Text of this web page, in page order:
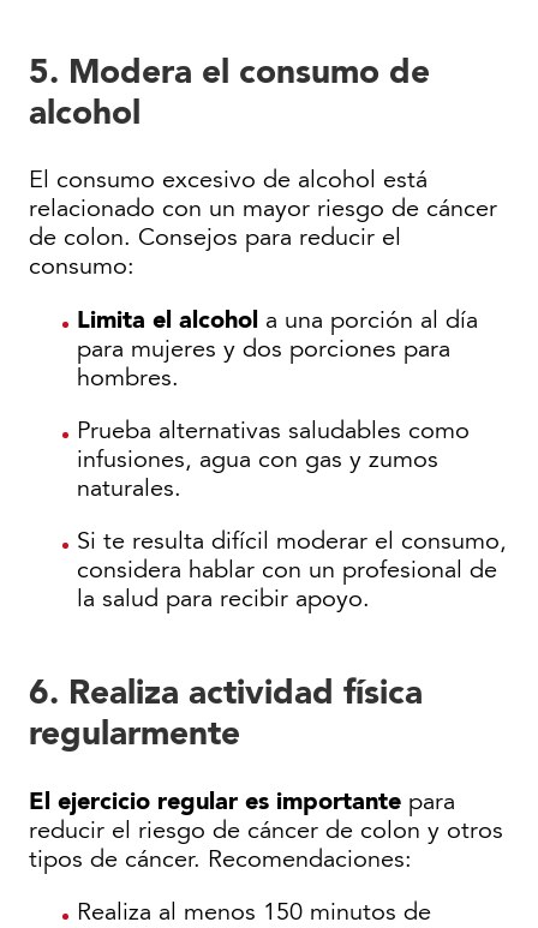
5. Modera el consumo de
alcohol
El consumo excesivo de alcohol está
relacionado con un mayor riesgo de cáncer
de colon. Consejos para reducir el
consumo:
Limita el alcohol a una porción al día
para mujeres y dos porciones para
hombres.
Prueba alternativas saludables como
infusiones, agua con gas y zumos
naturales.
Si te resulta difícil moderar el consumo,
considera hablar con un profesional de
la salud para recibir apoyo.
6. Realiza actividad física
regularmente
El ejercicio regular es importante para
reducir el riesgo de cáncer de colon y otros
tipos de cáncer. Recomendaciones:
Realiza al menos 150 minutos de